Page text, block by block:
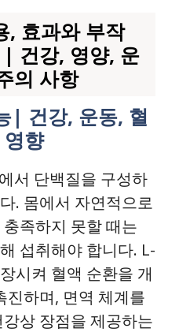
, 효과와 부작
건강, 영양, 운
의 사항
| 건강, 운동, 혈
향
서 단백질을 구성하
. 몸에서 자연적으로
족하지 못할 때는
섭취해야 합니다. L-
시켜 혈액 순환을 개
진하며, 면역 체계를
상 장점을 제공하는